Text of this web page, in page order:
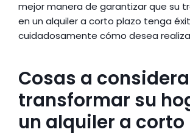
mejor manera de garantizar que su
en un alquiler a corto plazo tenga
cuidadosamente cómo desea
Cosas a
transformar su
un alquiler a corto